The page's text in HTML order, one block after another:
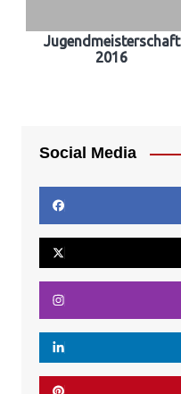
Jugendmeisterschaft
2016
Social Media